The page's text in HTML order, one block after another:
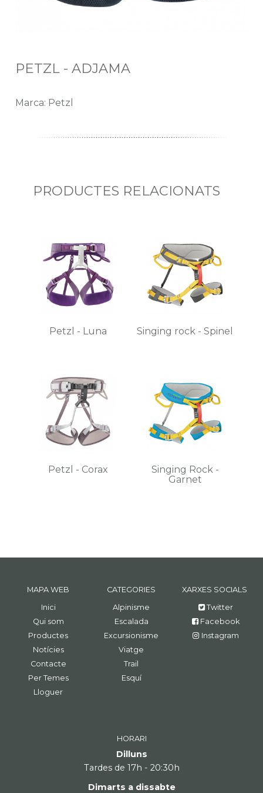
PETZL - ADJAMA
Marca: Petzl
PRODUCTES RELACIONATS
Petzl - Luna Singing rock - Spinel
Petzl - Corax
Singing Rock -
Garnet
MAPA WEB
Inici
Qui som
Productes
Notícies
Contacte
Per Temes
Lloguer
CATEGORIES
Alpinisme
Escalada
Excursionisme
Viatge
Trail
Esquí
XARXES SOCIALS
Twitter
Facebook
Instagram
HORARI
Dilluns
Tardes de 17h - 20:30h
Dimarts a dissabte